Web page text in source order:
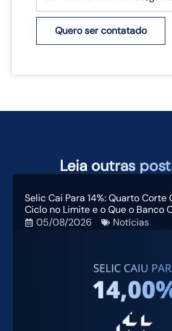
Quero ser contatado
Leia outras
Selic Cai Para 14%: Quarto Corte
Ciclo no Limite e o Que o Banco
05/08/2026
Notícias